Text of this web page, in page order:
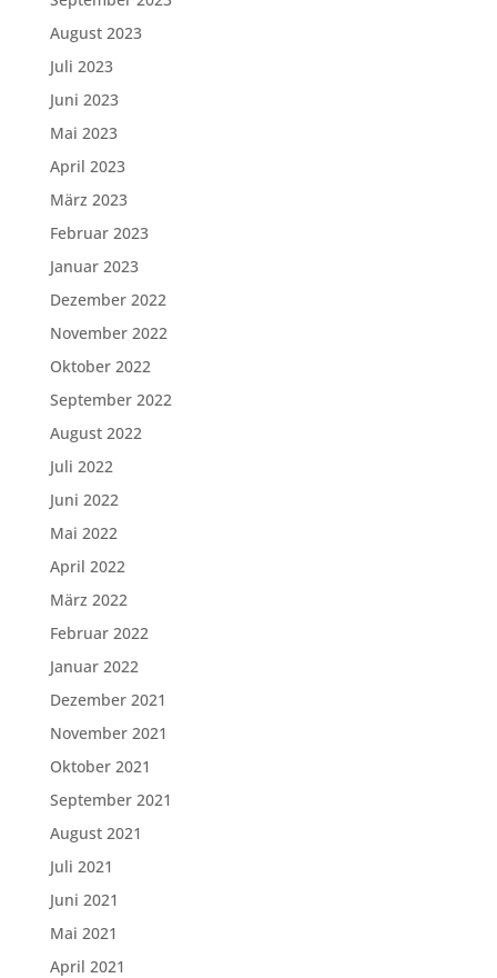
August 2023
Juli 2023
Juni 2023
Mai 2023
April 2023
März 2023
Februar 2023
Januar 2023
Dezember 2022
November 2022
Oktober 2022
September 2022
August 2022
Juli 2022
Juni 2022
Mai 2022
April 2022
März 2022
Februar 2022
Januar 2022
Dezember 2021
November 2021
Oktober 2021
September 2021
August 2021
Juli 2021
Juni 2021
Mai 2021
April 2021